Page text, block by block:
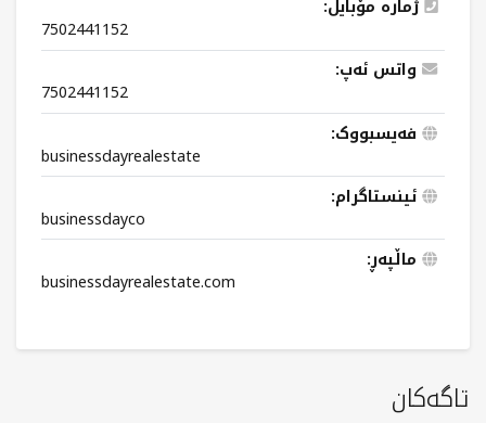
ژمارە مۆبایل:
7502441152
واتس ئەپ:
7502441152
فەیسبووک:
businessdayrealestate
ئینستاگرام:
businessdayco
ماڵپەڕ:
businessdayrealestate.com
تاگەکان